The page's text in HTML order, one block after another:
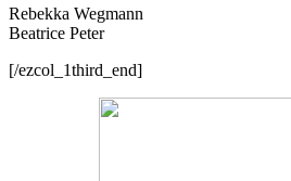
Rebekka Wegmann
Beatrice Peter
[/ezcol_1third_end]